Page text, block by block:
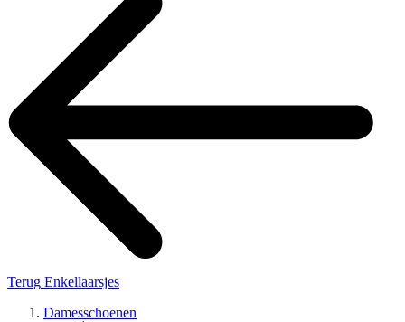
Terug Enkellaarsjes
Damesschoenen